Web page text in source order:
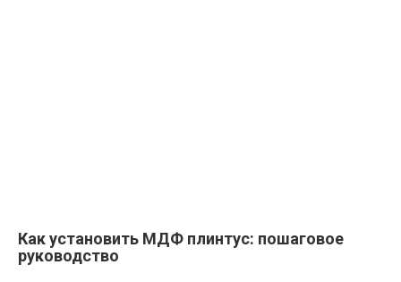
Как установить МДФ плинтус: пошаговое
руководство